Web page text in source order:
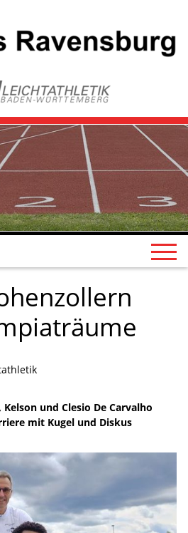
und Clesio De Carvalho
mit Kugel und Diskus